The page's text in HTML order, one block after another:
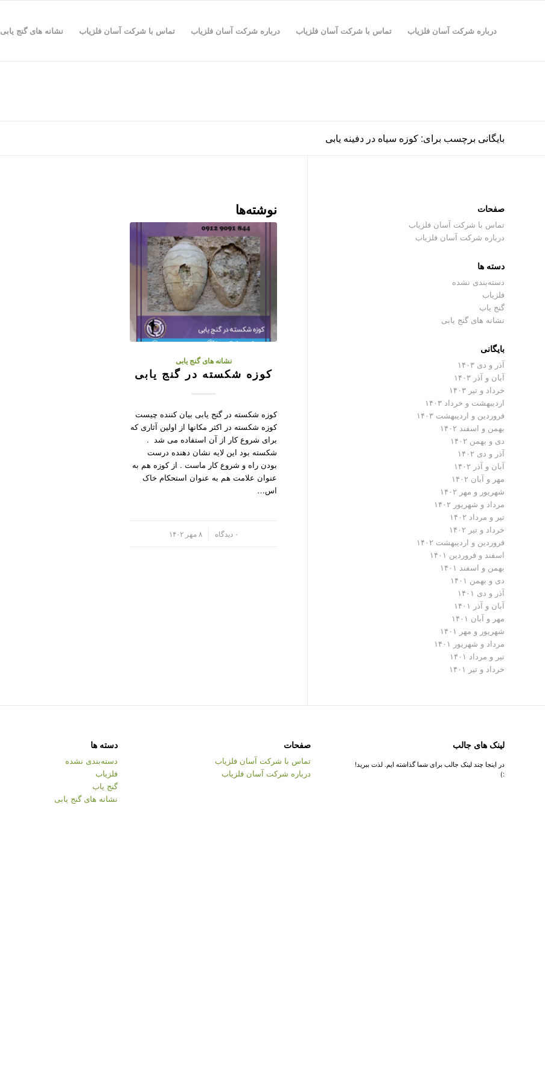
درباره شرکت آسان فلزیاب تماس با شرکت آسان فلزیاب درباره شرکت آسان فلزیاب تماس با شرکت آسان فلزیاب نشانه های گنج یابی
بایگانی برچسب برای: کوزه سیاه در دفینه یابی
نوشته‌ها
نشانه های گنج یابی
کوزه شکسته در گنج یابی
کوزه شکسته در گنج یابی بیان کننده چیست
کوزه شکسته در اکثر مکانها از اولین آثاری که
برای شروع کار از آن استفاده می شد .
شکسته بود این لایه نشان دهنده درست
بودن راه و شروع کار ماست . از کوزه هم به
عنوان علامت هم به عنوان استحکام خاک
اس…
۰ دیدگاه ۸ مهر ۱۴۰۲
صفحات
تماس با شرکت آسان فلزیاب
درباره شرکت آسان فلزیاب
دسته ها
دسته‌بندی نشده
فلزیاب
گنج یاب
نشانه های گنج یابی
بایگانی
آذر و دی ۱۴۰۳
آبان و آذر ۱۴۰۳
خرداد و تیر ۱۴۰۳
اردیبهشت و خرداد ۱۴۰۳
فروردین و اردیبهشت ۱۴۰۳
بهمن و اسفند ۱۴۰۲
دی و بهمن ۱۴۰۲
آذر و دی ۱۴۰۲
آبان و آذر ۱۴۰۲
مهر و آبان ۱۴۰۲
شهریور و مهر ۱۴۰۲
مرداد و شهریور ۱۴۰۲
تیر و مرداد ۱۴۰۲
خرداد و تیر ۱۴۰۲
فروردین و اردیبهشت ۱۴۰۲
اسفند و فروردین ۱۴۰۱
بهمن و اسفند ۱۴۰۱
دی و بهمن ۱۴۰۱
آذر و دی ۱۴۰۱
آبان و آذر ۱۴۰۱
مهر و آبان ۱۴۰۱
شهریور و مهر ۱۴۰۱
مرداد و شهریور ۱۴۰۱
تیر و مرداد ۱۴۰۱
خرداد و تیر ۱۴۰۱
لینک های جالب
در اینجا چند لینک جالب برای شما گذاشته ایم. لذت ببرید!
:)
صفحات
تماس با شرکت آسان فلزیاب
درباره شرکت آسان فلزیاب
دسته ها
دسته‌بندی نشده
فلزیاب
گنج یاب
نشانه های گنج یابی